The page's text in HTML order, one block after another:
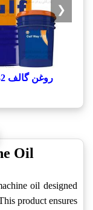
روغن گالف Gulf Way H 32
❮
Oil
oil designed
product ensures